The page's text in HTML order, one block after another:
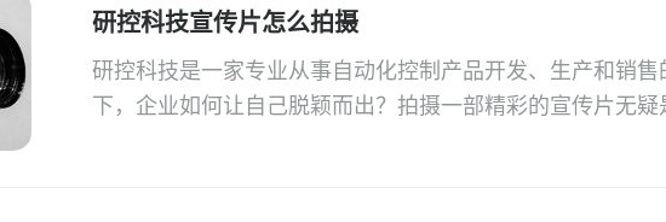
研控科技宣传片怎么拍摄
研控科技是一家专业从事自动化控制产品开发、生产和销
下，企业如何让自己脱颖而出？拍摄一部精彩的宣传片无